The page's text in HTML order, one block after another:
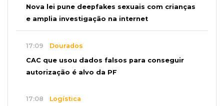
Nova lei pune deepfakes sexuais com crianças
e amplia investigação na internet
17:09 Dourados
CAC que usou dados falsos para conseguir
autorização é alvo da PF
17:08 Logística